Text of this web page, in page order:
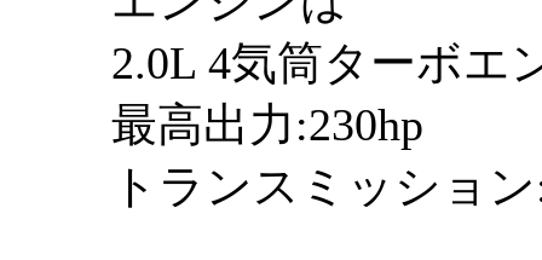
2.0L 4気筒ターボエ
最高出力:230hp
トランスミッショ